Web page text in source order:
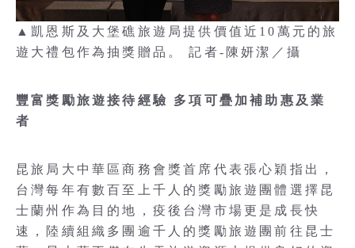
▲凱恩斯及大堡礁旅遊局提供價值近10萬元的旅
遊大禮包作為抽獎贈品。 記者-陳妍潔／攝
豐富獎勵旅遊接待經驗 多項可疊加補助惠及業
者
昆旅局大中華區商務會獎首席代表張心穎指出，
台灣每年有數百至上千人的獎勵旅遊團體選擇昆
士蘭州作為目的地，疫後台灣市場更是成長快
速，陸續組織多團逾千人的獎勵旅遊團前往昆士